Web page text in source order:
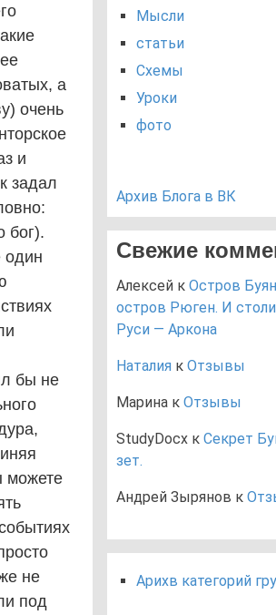
а
очень
и
задал
бог).
один
бы не
можете
не
под
Мысли
статьи
Схемы
Уроки
фото
Архив Блога в ВК
Свежие
Алексей к Остров
остров Рюген. И
Руси — Аркона
Наталия к Отзывы
Марина к Отзывы
StudyDocx к Секрет
зет.
Андрей Зырянов к
Арихв категорий